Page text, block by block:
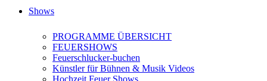
Shows
PROGRAMME ÜBERSICHT
FEUERSHOWS
Feuerschlucker-buchen
Künstler für Bühnen & Musik Videos
Hochzeit Feuer Shows